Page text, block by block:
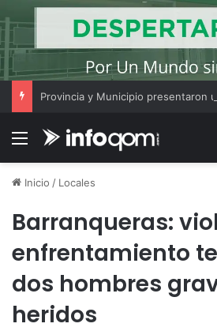
Menú
Inicio / Locales
Barranqueras:
enfrentamiento
dos hombres
heridos